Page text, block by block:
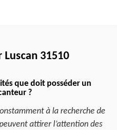
31510
que doit posséder un
?
à la recherche de
attirer l’attention des